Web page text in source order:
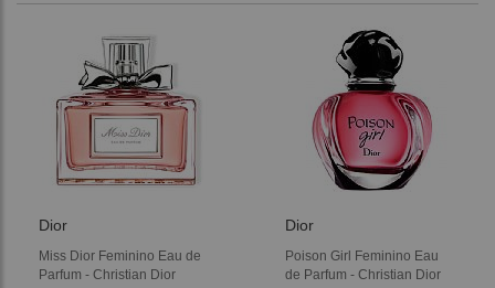
Dior
Miss Dior Feminino Eau de
Parfum - Christian Dior
Dior
Poison Girl Feminino Eau
de Parfum - Christian Dior